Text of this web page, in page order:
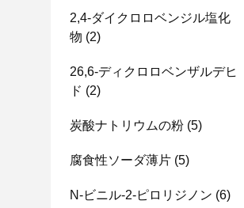
2,4-ダイクロロベンジル塩化
物 (2)
26,6-ディクロロベンザルデヒ
ド (2)
炭酸ナトリウムの粉 (5)
腐食性ソーダ薄片 (5)
N-ビニル-2-ピロリジノン (6)